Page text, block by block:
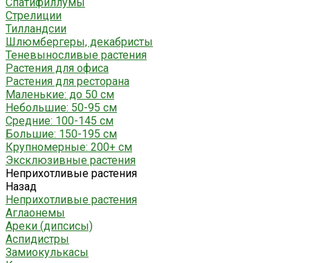
Стрелиции
Тилландсии
Шлюмбергеры, декабристы
Теневыносливые растения
Растения для офиса
Растения для ресторана
Маленькие: до 50 см
Небольшие: 50-95 см
Средние: 100-145 см
Большие: 150-195 см
Крупномерные: 200+ см
Эксклюзивные растения
Неприхотливые растения
Назад
Неприхотливые растения
Аглаонемы
Ареки (дипсисы)
Аспидистры
Замиокулькасы